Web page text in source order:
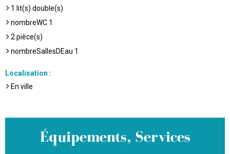
1 lit(s) double(s)
nombreWC 1
2 pièce(s)
nombreSallesDEau 1
Localisation :
En ville
Équipements, Services